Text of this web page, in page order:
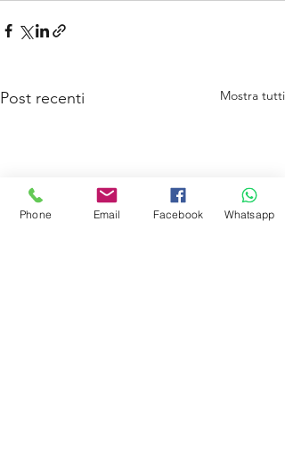
Post recenti Mostra tutti
Phone Email Facebook Whatsapp